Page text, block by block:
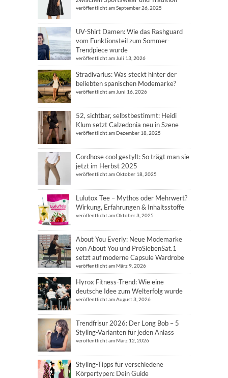
veröffentlicht am September 26, 2025
UV-Shirt Damen: Wie das Rashguard
vom Funktionsteil zum Sommer-
Trendpiece wurde
veröffentlicht am Juli 13, 2026
Stradivarius: Was steckt hinter der
beliebten spanischen Modemarke?
veröffentlicht am Juni 16, 2026
52, sichtbar, selbstbestimmt: Heidi
Klum setzt Calzedonia neu in Szene
veröffentlicht am Dezember 18, 2025
Cordhose cool gestylt: So trägt man sie
jetzt im Herbst 2025
veröffentlicht am Oktober 18, 2025
Lulutox Tee – Mythos oder Mehrwert?
Wirkung, Erfahrungen & Inhaltsstoffe
veröffentlicht am Oktober 3, 2025
About You Everly: Neue Modemarke
von About You und ProSiebenSat.1
setzt auf moderne Capsule Wardrobe
veröffentlicht am März 9, 2026
Hyrox Fitness-Trend: Wie eine
deutsche Idee zum Welterfolg wurde
veröffentlicht am August 3, 2026
Trendfrisur 2026: Der Long Bob – 5
Styling-Varianten für jeden Anlass
veröffentlicht am März 12, 2026
Styling-Tipps für verschiedene
Körpertypen: Dein Guide